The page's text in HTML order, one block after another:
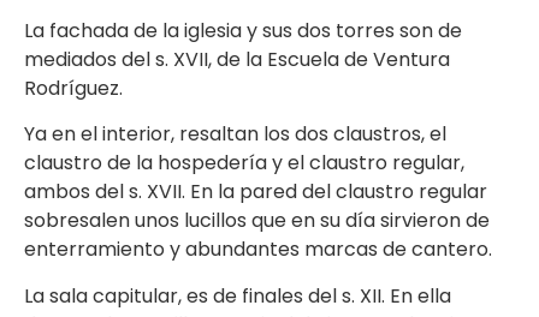
La fachada de la iglesia y sus dos torres son de
mediados del s. XVII, de la Escuela de Ventura
Rodríguez.
Ya en el interior, resaltan los dos claustros, el
claustro de la hospedería y el claustro regular,
ambos del s. XVII. En la pared del claustro regular
sobresalen unos lucillos que en su día sirvieron de
enterramiento y abundantes marcas de cantero.
La sala capitular, es de finales del s. XII. En ella